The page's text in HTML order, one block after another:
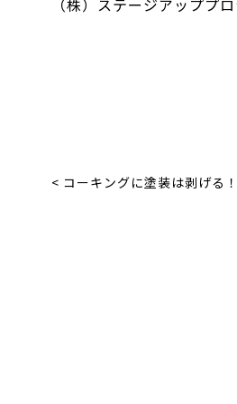
（株）ステージアッププ
< コーキングに塗装は剥げる